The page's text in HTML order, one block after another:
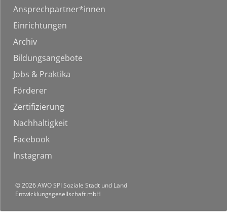
Ansprechpartner*innen
Einrichtungen
Archiv
Bildungsangebote
Jobs & Praktika
Förderer
Zertifizierung
Nachhaltigkeit
Facebook
Instagram
© 2026AWO SPI Soziale Stadt und Land
Entwicklungsgesellschaft mbH